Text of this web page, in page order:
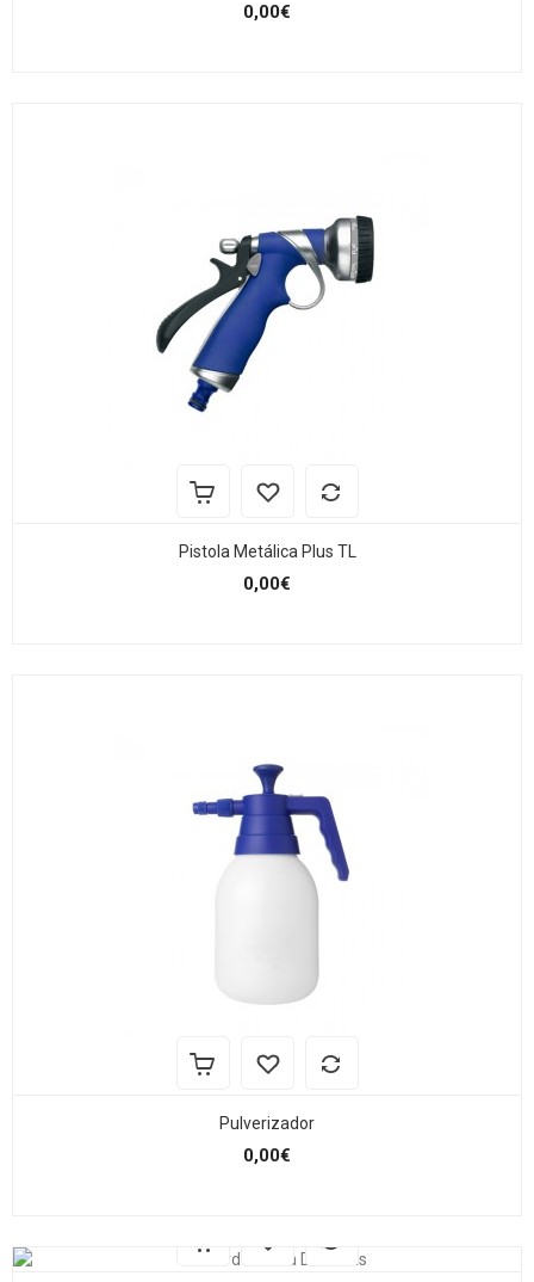
0,00€
Pistola Metálica Plus TL
0,00€
Pulverizador
0,00€